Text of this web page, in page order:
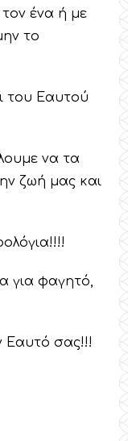
ένα ή με
το
του Εαυτού
να τα
ζωή μας και
για φαγητό,
Εαυτό σας!!!